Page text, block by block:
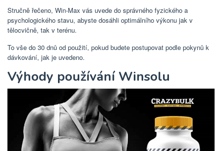
Stručně řečeno, Win-Max vás uvede do správného fyzického a
psychologického stavu, abyste dosáhli optimálního výkonu jak v
tělocvičně, tak v terénu.
To vše do 30 dnů od použití, pokud budete postupovat podle pokynů k
dávkování, jak je uvedeno.
Výhody používání Winsolu